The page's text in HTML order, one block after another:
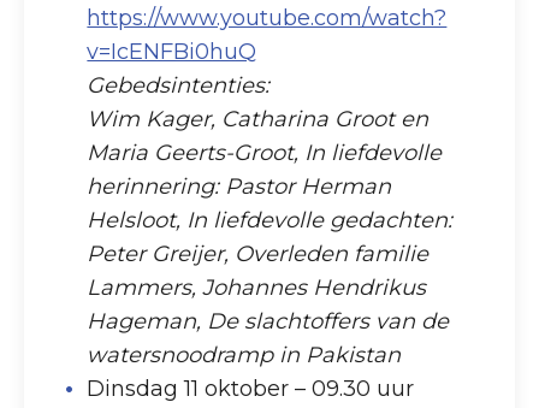
https://www.youtube.com/watch?
v=IcENFBi0huQ
Gebedsintenties:
Wim Kager, Catharina Groot en
Maria Geerts-Groot, In liefdevolle
herinnering: Pastor Herman
Helsloot, In liefdevolle gedachten:
Peter Greijer, Overleden familie
Lammers, Johannes Hendrikus
Hageman, De slachtoffers van de
watersnoodramp in Pakistan
Dinsdag 11 oktober – 09.30 uur